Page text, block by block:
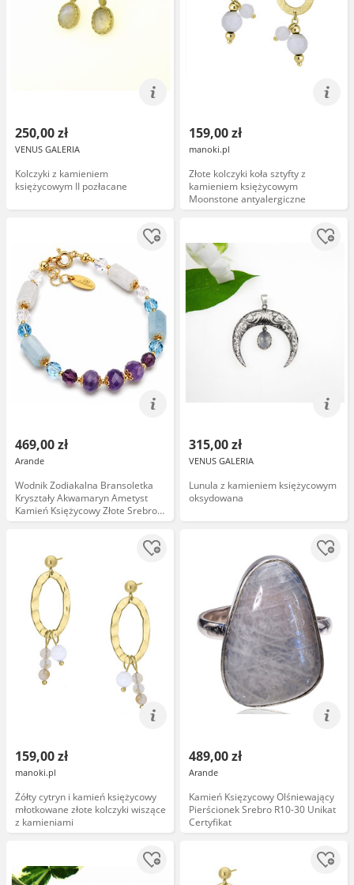
250,00 zł
VENUS GALERIA
Kolczyki z kamieniem
księżycowym II pozłacane
159,00 zł
manoki.pl
Złote kolczyki koła sztyfty z
kamieniem księżycowym
Moonstone antyalergiczne
469,00 zł
Arande
Wodnik Zodiakalna Bransoletka
Kryształy Akwamaryn Ametyst
Kamień Księżycowy Złote Srebro
Zodiak
315,00 zł
VENUS GALERIA
Lunula z kamieniem księżycowym
oksydowana
159,00 zł
manoki.pl
Żółty cytryn i kamień księżycowy
młotkowane złote kolczyki wiszące
z kamieniami
489,00 zł
Arande
Kamień Księzycowy Olśniewający
Pierścionek Srebro R10-30 Unikat
Certyfikat